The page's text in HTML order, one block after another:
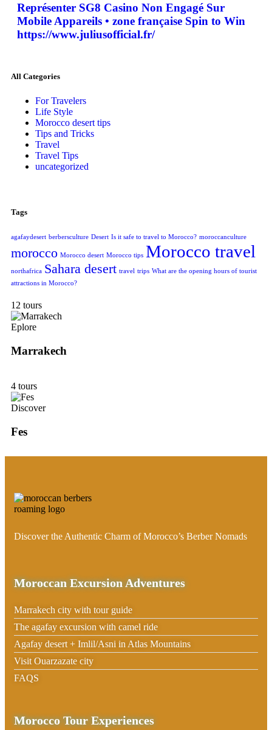
Représenter SG8 Casino Non Engagé Sur
Mobile Appareils • zone française Spin to Win
https://www.juliusofficial.fr/
All Categories
For Travelers
Life Style
Morocco desert tips
Tips and Tricks
Travel
Travel Tips
uncategorized
Tags
agafaydesert berbersculture Desert Is it safe to travel to Morocco? moroccanculture
morocco Morocco desert Morocco tips Morocco travel
northafrica Sahara desert travel trips What are the opening hours of tourist
attractions in Morocco?
12 tours
Eplore
Marrakech
4 tours
Discover
Fes
Discover the Authentic Charm of Morocco’s Berber Nomads
Moroccan Excursion Adventures
Marrakech city with tour guide
The agafay excursion with camel ride
Agafay desert + Imlil/Asni in Atlas Mountains
Visit Ouarzazate city
FAQS
Morocco Tour Experiences